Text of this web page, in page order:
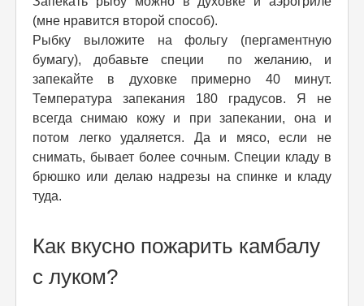
(мне нравится второй способ).
Рыбку выложите на фольгу (пергаментную
бумагу), добавьте специи по желанию, и
запекайте в духовке примерно 40 минут.
Температура запекания 180 градусов. Я не
всегда снимаю кожу и при запекании, она и
потом легко удаляется. Да и мясо, если не
снимать, бывает более сочным. Специи кладу в
брюшко или делаю надрезы на спинке и кладу
туда.
Как вкусно пожарить камбалу
с луком?